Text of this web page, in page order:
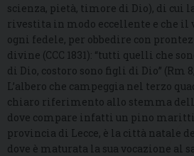
scienza, pietà, timore di Dio), di cui
rivestita in modo eccellente e che il
ogni fedele, per obbedire con
divine (CCC 1831): “tutti quelli che
di Dio, costoro sono figli di Dio” (Rm
L’albero che campeggia nel terzo
chiaro riferimento allo stemma
dove compare infatti un pino
provincia di Lecce, è la città natale
dove è maturata la sua vocazione